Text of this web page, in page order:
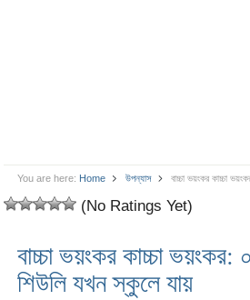
You are here: Home উপন্যাস বাচ্চা ভয়ংকর কাচ্চা
(No Ratings Yet)
বাচ্চা ভয়ংকর কাচ্চা ভয়ংকর:
শিউলি যখন স্কুলে যায়